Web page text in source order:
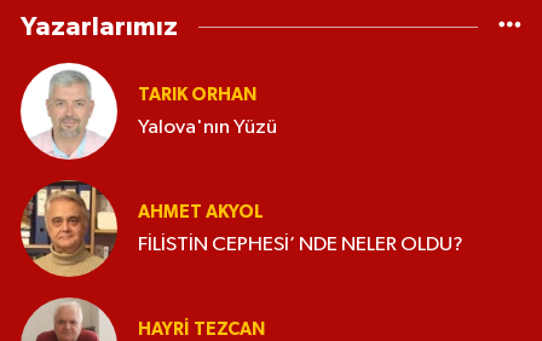
Yazarlarımız
TARIK ORHAN
Yalova'nın Yüzü
AHMET AKYOL
FİLİSTİN CEPHESİ’ NDE NELER OLDU?
HAYRI TEZCAN